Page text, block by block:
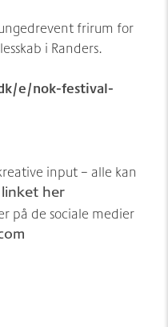
frirum for
i Randers.
e/nok-festival-
input – alle kan
her
på de sociale medier